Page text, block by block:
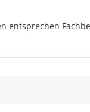
entsprechen